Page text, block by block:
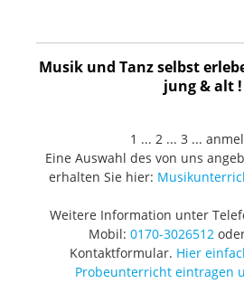
Musik und Tanz selbst
jung & alt !
1 ... 2 ... 3 ...
Eine Auswahl des von uns
erhalten Sie hier:
Weitere Information unter
Mobil: 0170-3026512
Kontaktformular. Hier
Probeunterricht eintragen